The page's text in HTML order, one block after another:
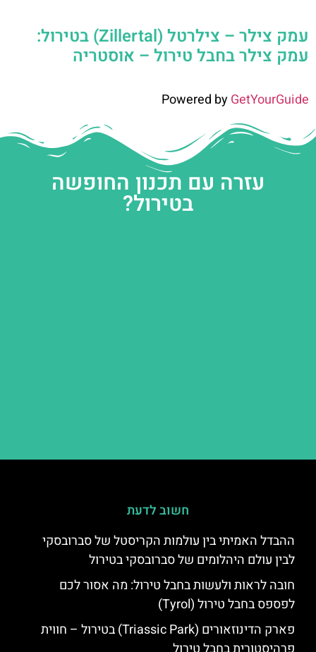
עמק צילר – צילרטל (Zillertal) בטירול:
עמק צילר בחבל טירול – אוסטריה
Powered byGetYourGuide
עזרה עם תכנון החופשה
בטירול?
חשוב לדעת
ההבדל האמיתי בין עולמות הקריסטל של סברובסקי
לבין עולם היהלומים של סברובסקי בטירול
חובה לראות ולעשות בחבל טירול: מה אסור לכם
לפספס בחבל טירול (Tyrol)
פארק הדינוזאורים (Triassic Park) בטירול – חווית